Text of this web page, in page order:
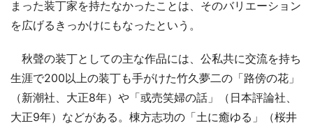
まった装丁家を持たなかったことは、そのバリエーション
を広げるきっかけにもなったという。
秋聲の装丁としての主な作品には、公私共に交流を持ち
生涯で200以上の装丁も手がけた竹久夢二の「路傍の花」
（新潮社、大正8年）や「或売笑婦の話」（日本評論社、
大正9年）などがある。棟方志功の「土に癒ゆる」（桜井